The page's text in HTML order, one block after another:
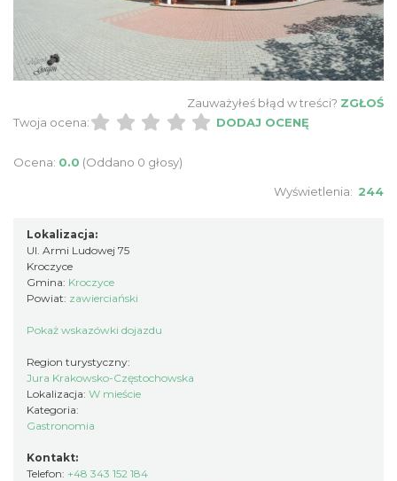
Zauważyłeś błąd w treści? ZGŁOŚ
Twoja ocena:
DODAJ OCENĘ
Ocena: 0.0 (Oddano 0 głosy)
Wyświetlenia: 244
Lokalizacja:
Ul. Armi Ludowej 75
Kroczyce
Gmina: Kroczyce
Powiat: zawierciański
Pokaż wskazówki dojazdu
Region turystyczny:
Jura Krakowsko-Częstochowska
Lokalizacja: W mieście
Kategoria:
Gastronomia
Kontakt:
Telefon: +48 343 152 184